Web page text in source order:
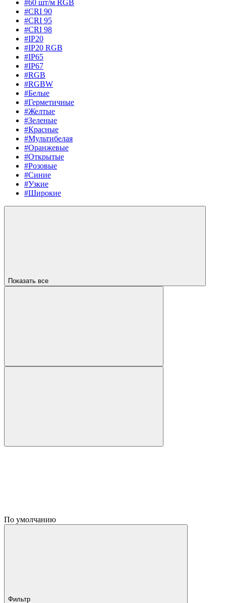
#60 шт/м RGB
#CRI 90
#CRI 95
#CRI 98
#IP20
#IP20 RGB
#IP65
#IP67
#RGB
#RGBW
#Белые
#Герметичные
#Желтые
#Зеленые
#Красные
#Мультибелая
#Оранжевые
#Открытые
#Розовые
#Синие
#Узкие
#Широкие
Показать все
По умолчанию
Фильтр